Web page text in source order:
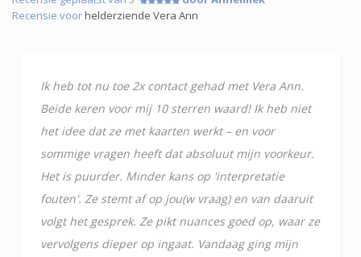
Recensie voorhelderziende Vera Ann
Ik heb tot nu toe 2x contact gehad met Vera Ann.
Beide keren voor mij 10 sterren waard! Ik heb niet
het idee dat ze met kaarten werkt – en voor
sommige vragen heeft dat absoluut mijn voorkeur.
Het is puurder. Minder kans op 'interpretatie
fouten'. Ze stemt af op jou(w vraag) en van daaruit
volgt het gesprek. Ze pikt nuances goed op, waar ze
vervolgens dieper op ingaat. Vandaag ging mijn